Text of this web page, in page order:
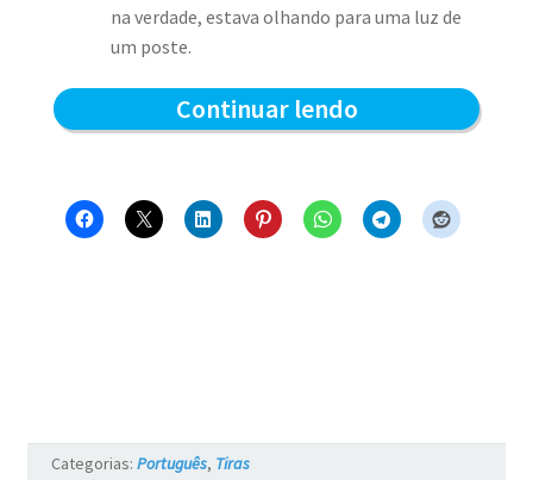
na verdade, estava olhando para uma luz de
um poste.
Continuar lendoReflexões
Blue
Categorias: Português, Tiras